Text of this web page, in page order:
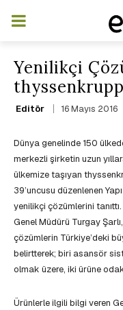
Yenilikçi
Editör 16 Mayıs 2016
Dünya genelinde 150
merkezli şirketin uzun
ülkemize taşıyan
39’uncusu düzenlenen
yenilikçi çözümlerini
Genel Müdürü Turgay
çözümlerin Türkiye’deki
belirtterek; biri asansör
olmak üzere, iki ürüne
Ürünlerle ilgili bilgi veren